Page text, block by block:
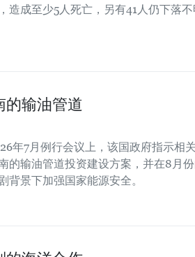
造成至少5人死亡，另有41人仍下落不
的输油管道
年7月例行会议上，该国政府指示相
的输油管道投资建设方案，并在8月
背景下加强国家能源安全。